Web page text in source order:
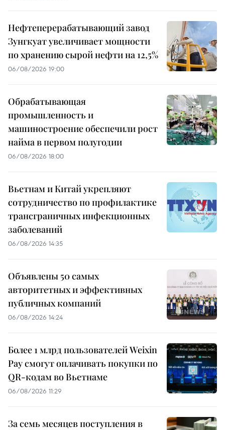
Нефтеперерабатывающий завод
Зунгкуат увеличивает мощности
по хранению сырой нефти на 12,5%
06/08/2026 19:00
Обрабатывающая
промышленность и
машиностроение обеспечили рост
найма в первом полугодии
06/08/2026 18:00
Вьетнам и Китай укрепляют
сотрудничество по профилактике
трансграничных инфекционных
заболеваний
06/08/2026 14:35
Объявлены 50 самых
авторитетных и эффективных
публичных компаний
06/08/2026 14:24
Более 1 млрд пользователей Weixin
Pay смогут оплачивать покупки по
QR-кодам во Вьетнаме
06/08/2026 11:29
За семь месяцев поступления в